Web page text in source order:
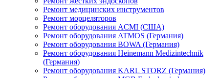
Ремонт медицинских инструментов
Ремонт морцеляторов
Ремонт оборудования ACMI (США)
Ремонт оборудования ATMOS (Германия)
Ремонт оборудования BOWA (Германия)
Ремонт оборудования Heinemann Medizintechnik
(Германия)
Ремонт оборудования KARL STORZ (Германия)